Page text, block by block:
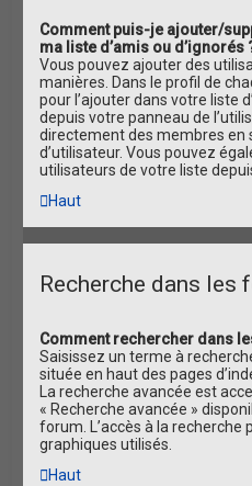
Comment puis-je ajouter/
ma liste d’amis ou d’ignorés
Vous pouvez ajouter des
manières. Dans le profil de
pour l’ajouter dans votre liste
depuis votre panneau de
directement des membres en
d’utilisateur. Vous pouvez
utilisateurs de votre liste
Haut
Recherche dans les
Comment rechercher dans
Saisissez un terme à
située en haut des pages
La recherche avancée est
« Recherche avancée »
forum. L’accès à la
graphiques utilisés.
Haut